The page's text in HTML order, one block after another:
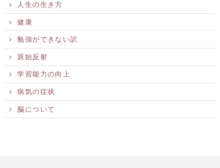
人生の生き方
健康
勉強ができない訳
原始反射
学習能力の向上
病気の症状
脳について